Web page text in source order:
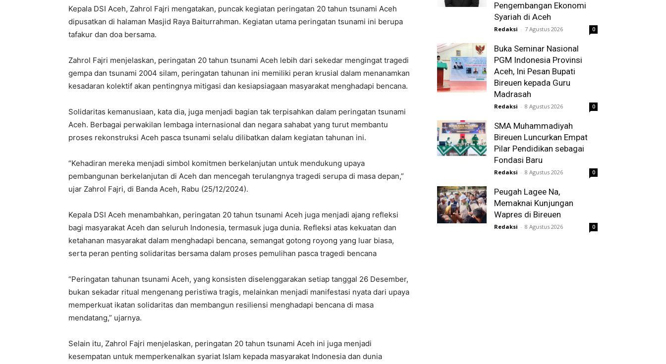
Kepala DSI Aceh, Zahrol Fajri mengatakan, puncak kegiatan peringatan 20 tahun tsunami Aceh
dipusatkan di halaman Masjid Raya Baiturrahman. Kegiatan utama peringatan tsunami ini berupa
tafakur dan doa bersama.
Zahrol Fajri menjelaskan, peringatan 20 tahun tsunami Aceh lebih dari sekedar mengingat tragedi
gempa dan tsunami 2004 silam, peringatan tahunan ini memiliki peran krusial dalam menanamkan
kesadaran kolektif akan pentingnya mitigasi dan kesiapsiagaan masyarakat menghadapi bencana.
Solidaritas kemanusiaan, kata dia, juga menjadi bagian tak terpisahkan dalam peringatan tsunami
Aceh. Berbagai perwakilan lembaga internasional dan negara sahabat yang turut membantu
proses rekonstruksi Aceh pasca tsunami selalu dilibatkan dalam kegiatan tahunan ini.
“Kehadiran mereka menjadi simbol komitmen berkelanjutan untuk mendukung upaya
pembangunan berkelanjutan di Aceh dan mencegah terulangnya tragedi serupa di masa depan,”
ujar Zahrol Fajri, di Banda Aceh, Rabu (25/12/2024).
Kepala DSI Aceh menambahkan, peringatan 20 tahun tsunami Aceh juga menjadi ajang refleksi
bagi masyarakat Aceh dan seluruh Indonesia, termasuk juga dunia. Refleksi atas kekuatan dan
ketahanan masyarakat dalam menghadapi bencana, semangat gotong royong yang luar biasa,
serta peran penting solidaritas bersama dalam proses pemulihan pasca tragedi bencana
“Peringatan tahunan tsunami Aceh, yang konsisten diselenggarakan setiap tanggal 26 Desember,
bukan sekadar ritual mengenang peristiwa tragis, melainkan menjadi manifestasi nyata dari upaya
memperkuat ikatan solidaritas dan membangun resiliensi menghadapi bencana di masa
mendatang,” ujarnya.
Selain itu, Zahrol Fajri menjelaskan, peringatan 20 tahun tsunami Aceh ini juga menjadi
kesempatan untuk memperkenalkan syariat Islam kepada masyarakat Indonesia dan dunia
Pengembangan Ekonomi
Syariah di Aceh
Redaksi - 7 Agustus 2026 0
Buka Seminar Nasional
PGM Indonesia Provinsi
Aceh, Ini Pesan Bupati
Bireuen kepada Guru
Madrasah
Redaksi - 8 Agustus 2026 0
SMA Muhammadiyah
Bireuen Luncurkan Empat
Pilar Pendidikan sebagai
Fondasi Baru
Redaksi - 8 Agustus 2026 0
Peugah Lagee Na,
Memaknai Kunjungan
Wapres di Bireuen
Redaksi - 8 Agustus 2026 0